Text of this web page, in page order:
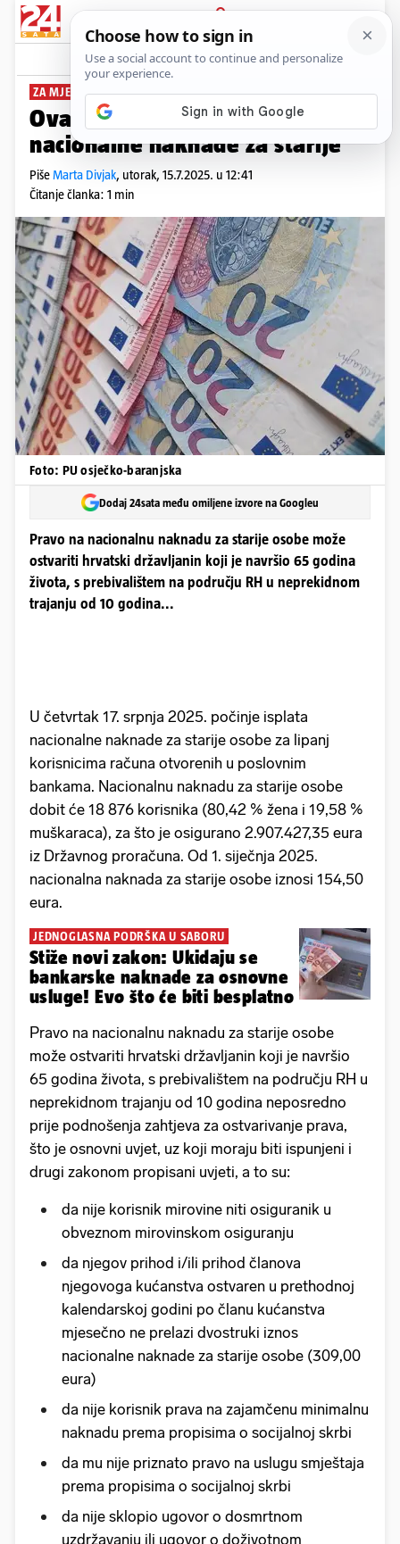
PRIJAVA
News Komentari
ZA MJESEC LIPANJ
Ovaj tjedan počinje isplata
nacionalne naknade za starije
PišeMarta Divjak, utorak, 15.7.2025. u 12:41
Čitanje članka: 1 min
Foto: PU osječko-baranjska
Dodaj 24sata među omiljene izvore na Googleu
Pravo na nacionalnu naknadu za starije osobe može
ostvariti hrvatski državljanin koji je navršio 65 godina
života, s prebivalištem na području RH u neprekidnom
trajanju od 10 godina...
U četvrtak 17. srpnja 2025. počinje isplata
nacionalne naknade za starije osobe za lipanj
korisnicima računa otvorenih u poslovnim
bankama. Nacionalnu naknadu za starije osobe
dobit će 18 876 korisnika (80,42 % žena i 19,58 %
muškaraca), za što je osigurano 2.907.427,35 eura
iz Državnog proračuna. Od 1. siječnja 2025.
nacionalna naknada za starije osobe iznosi 154,50
eura.
JEDNOGLASNA PODRŠKA U SABORU
Stiže novi zakon: Ukidaju se
bankarske naknade za osnovne
usluge! Evo što će biti besplatno
Pravo na nacionalnu naknadu za starije osobe
može ostvariti hrvatski državljanin koji je navršio
65 godina života, s prebivalištem na području RH u
neprekidnom trajanju od 10 godina neposredno
prije podnošenja zahtjeva za ostvarivanje prava,
što je osnovni uvjet, uz koji moraju biti ispunjeni i
drugi zakonom propisani uvjeti, a to su:
da nije korisnik mirovine niti osiguranik u
obveznom mirovinskom osiguranju
da njegov prihod i/ili prihod članova
njegovoga kućanstva ostvaren u prethodnoj
kalendarskoj godini po članu kućanstva
mjesečno ne prelazi dvostruki iznos
nacionalne naknade za starije osobe (309,00
eura)
da nije korisnik prava na zajamčenu minimalnu
naknadu prema propisima o socijalnoj skrbi
da mu nije priznato pravo na uslugu smještaja
prema propisima o socijalnoj skrbi
da nije sklopio ugovor o dosmrtnom
uzdržavanju ili ugovor o doživotnom